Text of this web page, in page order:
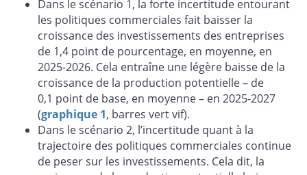
Dans le scénario 1, la forte incertitude entourant
les politiques commerciales fait baisser la
croissance des investissements des entreprises
de 1,4 point de pourcentage, en moyenne, en
2025-2026. Cela entraîne une légère baisse de la
croissance de la production potentielle – de
0,1 point de base, en moyenne – en 2025-2027
(graphique 1, barres vert vif).
Dans le scénario 2, l’incertitude quant à la
trajectoire des politiques commerciales continue
de peser sur les investissements. Cela dit, la